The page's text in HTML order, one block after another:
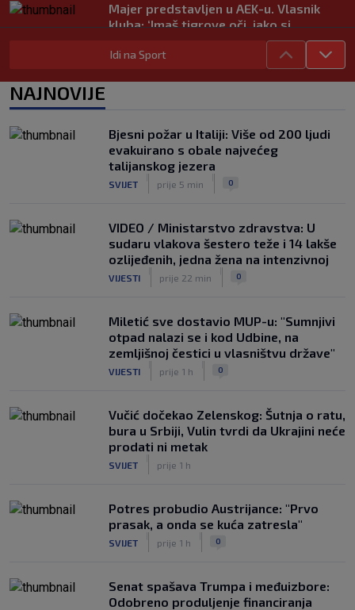
Majer predstavljen u AEK-u. Vlasnik
kluba: ‘Imaš tigrove oči, jako si
SK
|
prije 4 h
Bio je hit druge lige, a sada s Istrom
SK prije 5 h
VIDEO / Tenisač se požalio na
gledatelja koji mu je smetao, reakcija
suca je hit
Idi na Sport
NAJNOVIJE
Bjesni požar u Italiji: Više od 200 ljudi
evakuirano s obale najvećeg
talijanskog jezera
SVIJET prije 5 min 0
VIDEO / Ministarstvo zdravstva: U
sudaru vlakova šestero teže i 14 lakše
ozlijeđenih, jedna žena na intenzivnoj
VIJESTI prije 22 min 0
Miletić sve dostavio MUP-u: "Sumnjivi
otpad nalazi se i kod Udbine, na
zemljišnoj čestici u vlasništvu države"
VIJESTI prije 1 h 0
Vučić dočekao Zelenskog: Šutnja o ratu,
bura u Srbiji, Vulin tvrdi da Ukrajini neće
prodati ni metak
SVIJET prije 1 h
Potres probudio Austrijance: "Prvo
prasak, a onda se kuća zatresla"
SVIJET prije 1 h 0
Senat spašava Trumpa i međuizbore:
Odobreno produljenje financiranja